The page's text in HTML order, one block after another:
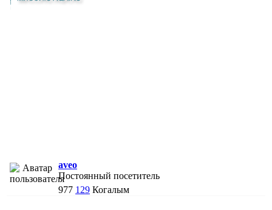
aveo
Постоянный посетитель
977 129 Когалым